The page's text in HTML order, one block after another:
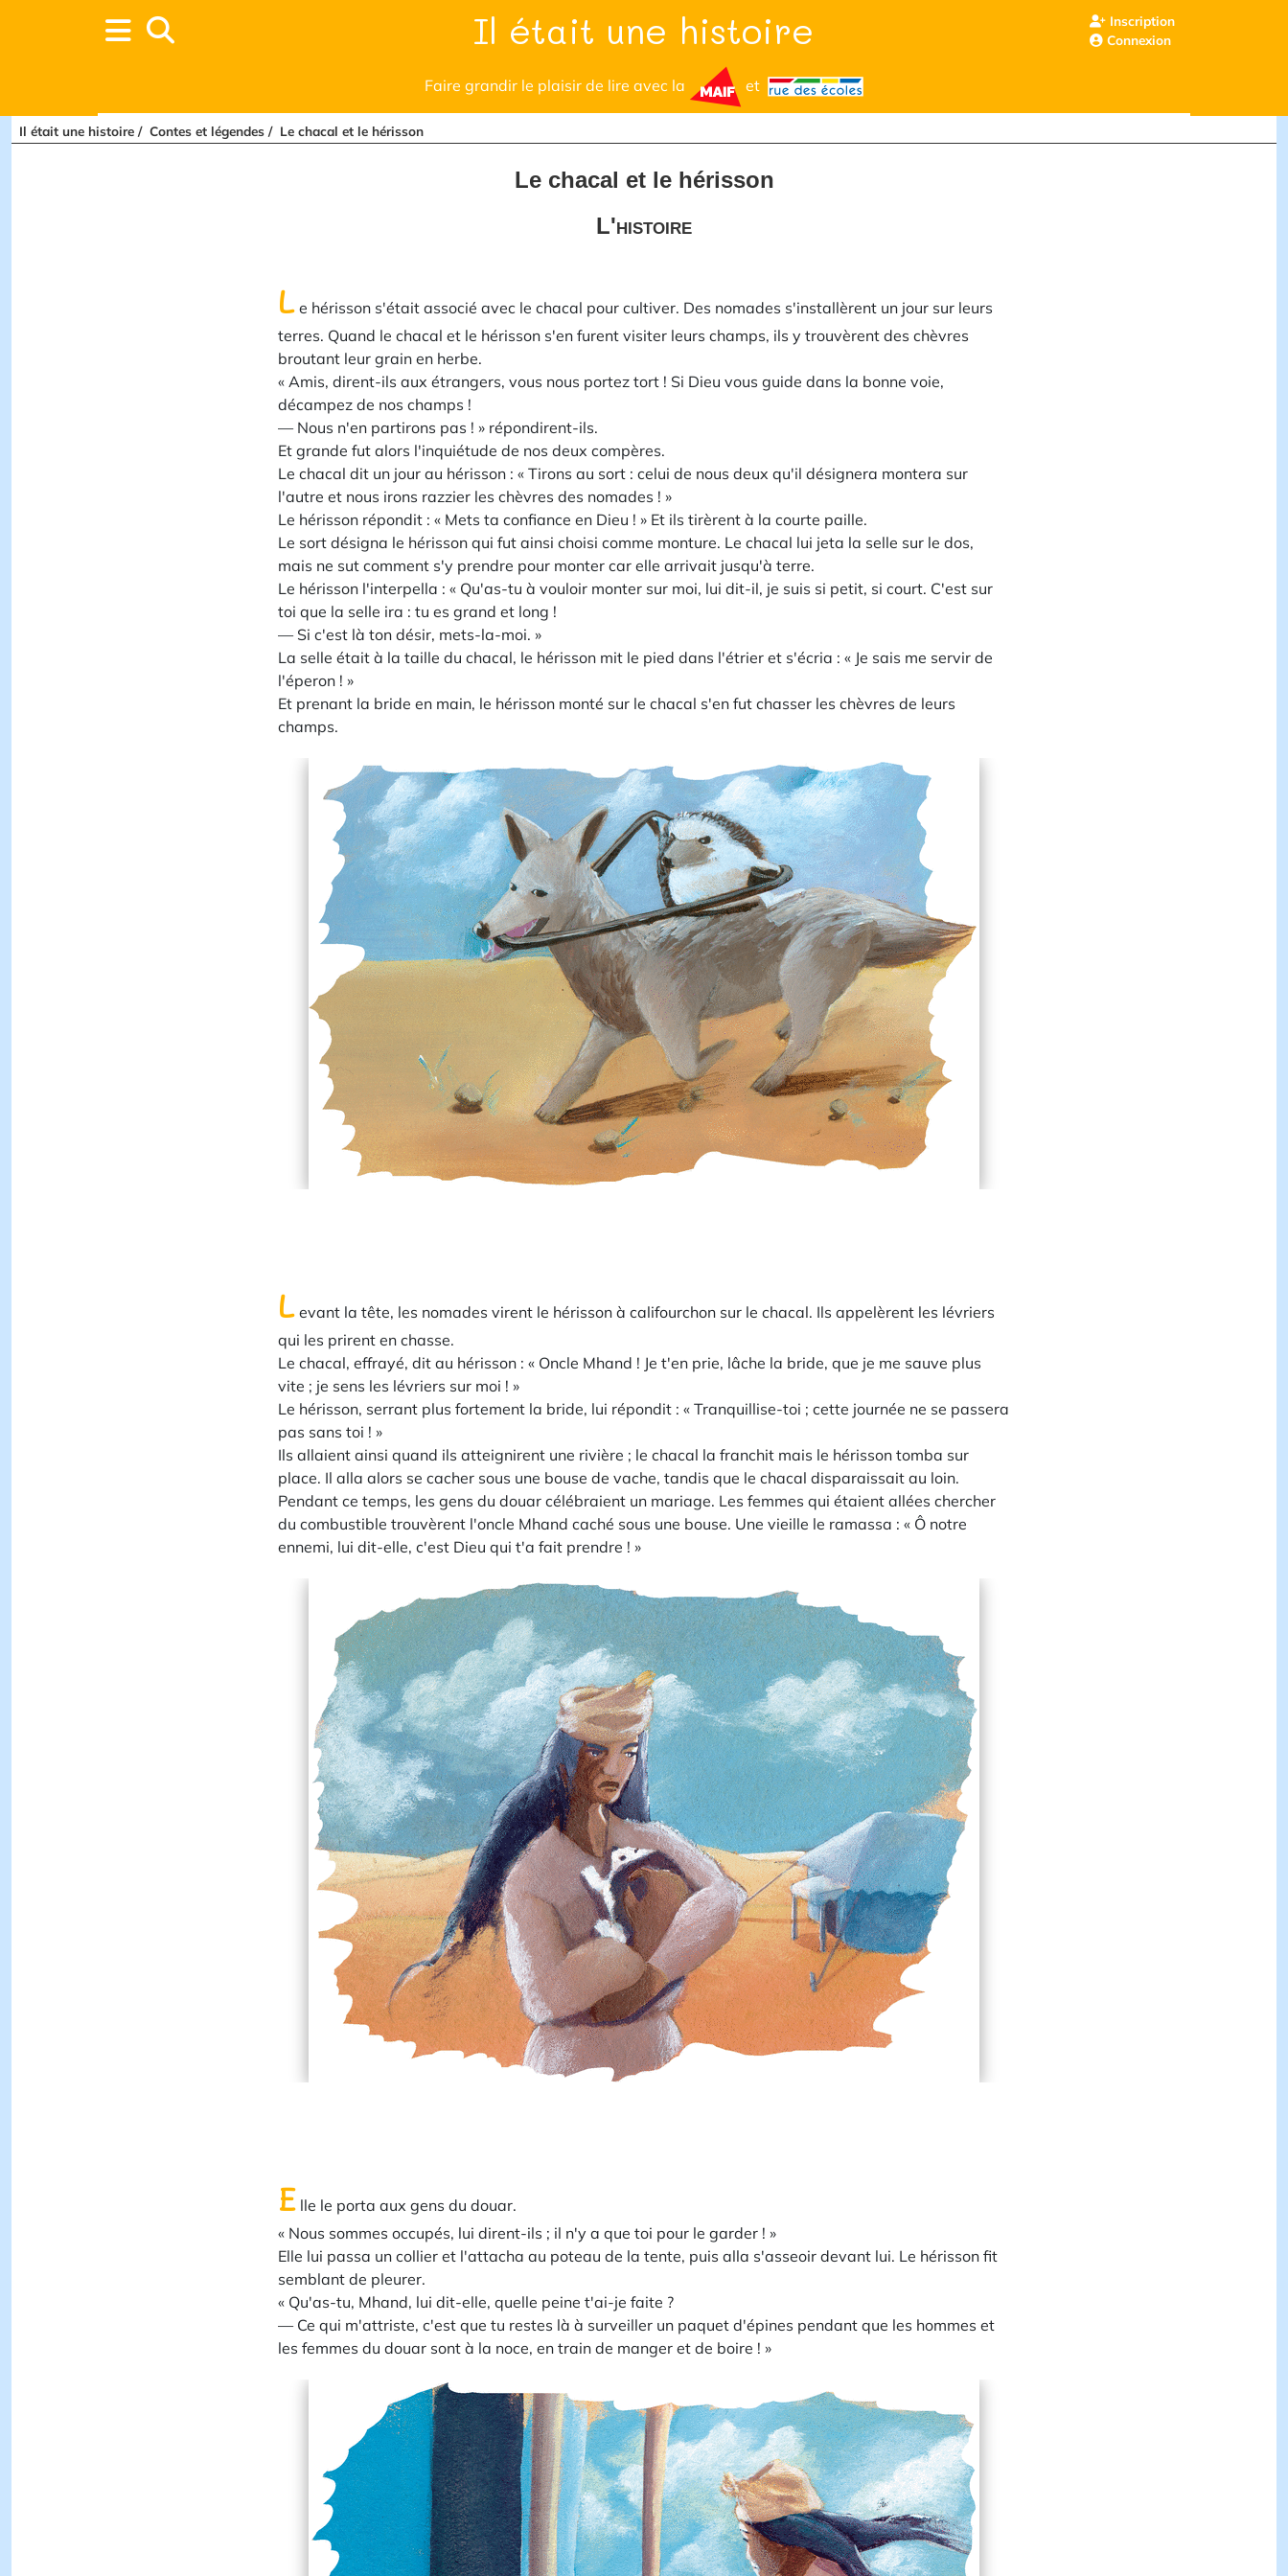
Il était une histoire
Inscription
Connexion
Faire grandir le plaisir de lire avec la et
Il était une histoire Contes et légendes Le chacal et le hérisson
Le chacal et le hérisson
L'histoire
L e hérisson s'était associé avec le chacal pour cultiver. Des nomades s'installèrent un jour sur leurs
terres. Quand le chacal et le hérisson s'en furent visiter leurs champs, ils y trouvèrent des chèvres
broutant leur grain en herbe.
« Amis, dirent-ils aux étrangers, vous nous portez tort ! Si Dieu vous guide dans la bonne voie,
décampez de nos champs !
— Nous n'en partirons pas ! » répondirent-ils.
Et grande fut alors l'inquiétude de nos deux compères.
Le chacal dit un jour au hérisson : « Tirons au sort : celui de nous deux qu'il désignera montera sur
l'autre et nous irons razzier les chèvres des nomades ! »
Le hérisson répondit : « Mets ta confiance en Dieu ! » Et ils tirèrent à la courte paille.
Le sort désigna le hérisson qui fut ainsi choisi comme monture. Le chacal lui jeta la selle sur le dos,
mais ne sut comment s'y prendre pour monter car elle arrivait jusqu'à terre.
Le hérisson l'interpella : « Qu'as-tu à vouloir monter sur moi, lui dit-il, je suis si petit, si court. C'est sur
toi que la selle ira : tu es grand et long !
— Si c'est là ton désir, mets-la-moi. »
La selle était à la taille du chacal, le hérisson mit le pied dans l'étrier et s'écria : « Je sais me servir de
l'éperon ! »
Et prenant la bride en main, le hérisson monté sur le chacal s'en fut chasser les chèvres de leurs
champs.
L evant la tête, les nomades virent le hérisson à califourchon sur le chacal. Ils appelèrent les lévriers
qui les prirent en chasse.
Le chacal, effrayé, dit au hérisson : « Oncle Mhand ! Je t'en prie, lâche la bride, que je me sauve plus
vite ; je sens les lévriers sur moi ! »
Le hérisson, serrant plus fortement la bride, lui répondit : « Tranquillise-toi ; cette journée ne se passera
pas sans toi ! »
Ils allaient ainsi quand ils atteignirent une rivière ; le chacal la franchit mais le hérisson tomba sur
place. Il alla alors se cacher sous une bouse de vache, tandis que le chacal disparaissait au loin.
Pendant ce temps, les gens du douar célébraient un mariage. Les femmes qui étaient allées chercher
du combustible trouvèrent l'oncle Mhand caché sous une bouse. Une vieille le ramassa : « Ô notre
ennemi, lui dit-elle, c'est Dieu qui t'a fait prendre ! »
E lle le porta aux gens du douar.
« Nous sommes occupés, lui dirent-ils ; il n'y a que toi pour le garder ! »
Elle lui passa un collier et l'attacha au poteau de la tente, puis alla s'asseoir devant lui. Le hérisson fit
semblant de pleurer.
« Qu'as-tu, Mhand, lui dit-elle, quelle peine t'ai-je faite ?
— Ce qui m'attriste, c'est que tu restes là à surveiller un paquet d'épines pendant que les hommes et
les femmes du douar sont à la noce, en train de manger et de boire ! »